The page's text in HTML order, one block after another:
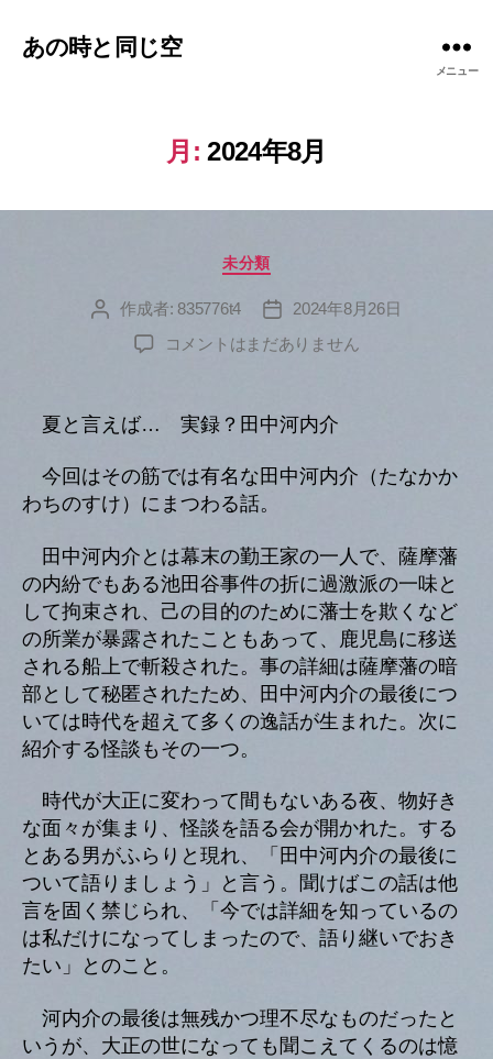
あの時と同じ空
メニュー
月: 2024年8月
カ
ゴ
リ
ー
未分類
投
作成者: 835776t4
投
稿
日
2024年8月26日
へ
コメントはまだありません
夏と言えば… 実録？田中河内介
今回はその筋では有名な田中河内介（たなかか
わちのすけ）にまつわる話。
田中河内介とは幕末の勤王家の一人で、薩摩藩
の内紛でもある池田谷事件の折に過激派の一味と
して拘束され、己の目的のために藩士を欺くなど
の所業が暴露されたこともあって、鹿児島に移送
される船上で斬殺された。事の詳細は薩摩藩の暗
部として秘匿されたため、田中河内介の最後につ
いては時代を超えて多くの逸話が生まれた。次に
紹介する怪談もその一つ。
時代が大正に変わって間もないある夜、物好き
な面々が集まり、怪談を語る会が開かれた。する
とある男がふらりと現れ、「田中河内介の最後に
ついて語りましょう」と言う。聞けばこの話は他
言を固く禁じられ、「今では詳細を知っているの
は私だけになってしまったので、語り継いでおき
たい」とのこと。
河内介の最後は無残かつ理不尽なものだったと
いうが、大正の世になっても聞こえてくるのは憶